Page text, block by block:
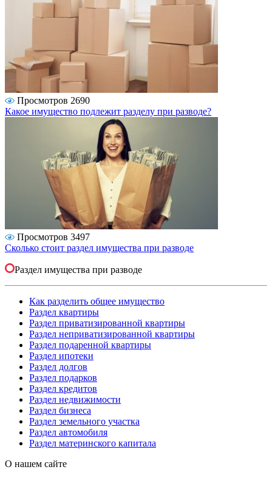
Просмотров 2690
Какое имущество подлежит разделу при разводе?
Просмотров 3497
Сколько стоит раздел имущества при разводе
Раздел имущества при разводе
Как разделить общее имущество
Раздел квартиры
Раздел приватизированной квартиры
Раздел неприватизированной квартиры
Раздел подаренной квартиры
Раздел ипотеки
Раздел долгов
Раздел подарков
Раздел кредитов
Раздел недвижимости
Раздел бизнеса
Раздел земельного участка
Раздел автомобиля
Раздел материнского капитала
О нашем сайте